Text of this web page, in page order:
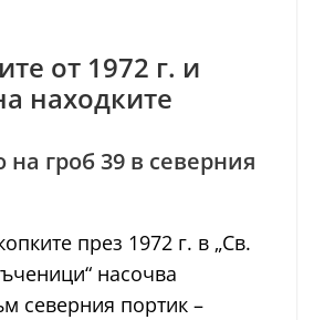
от 1972 г. и
находките
гроб 39 в северния
през 1972 г. в „Св.
насочва
северния портик –